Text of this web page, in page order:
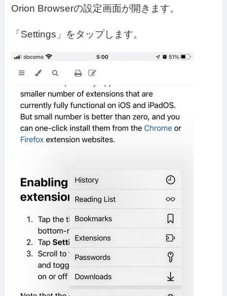
Orion Browserの設定画面が開きます。
「Settings」をタップします。